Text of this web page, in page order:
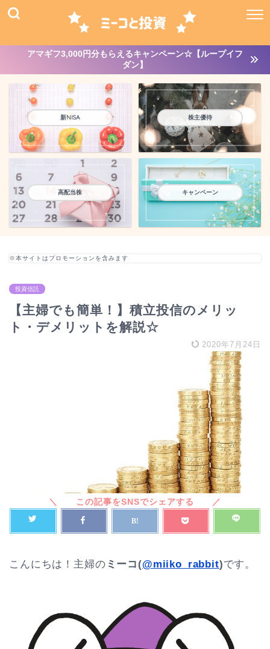
アマギフ3,000円分もらえるキャンペーン☆【ループイフ
ダン】
新NISA 株主優待
高配当株 キャンペーン
※本サイトはプロモーションを含みます
投資信託
【主婦でも簡単！】積立投信のメリッ
ト・デメリットを解説☆
2020年7月24日
こんにちは！主婦の ミーコ(@miiko_rabbit)です。